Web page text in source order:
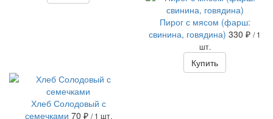
Пирог с мясом (фарш:
свинина, говядина) 330 ₽ / 1
шт.
Купить
Хлеб Солодовый с
семечками 70 ₽ / 1 шт.